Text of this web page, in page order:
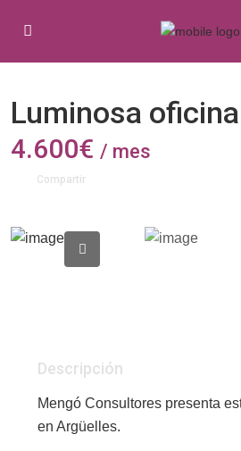
Luminosa
4.600€ / mes
Compartir
Descripción
Mengó Consultores presenta
en Argüelles.